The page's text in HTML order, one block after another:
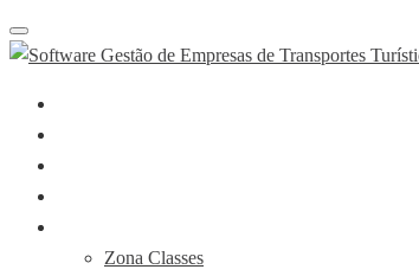
Toggle
navigation
Zona Classes